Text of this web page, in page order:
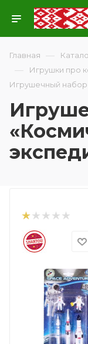
Главная —
— Игрушки про
Игрушечный набор